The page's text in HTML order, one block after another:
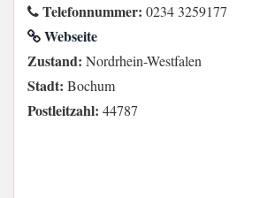
Telefonnummer: 0234 3259177
Webseite
Zustand: Nordrhein-Westfalen
Stadt: Bochum
Postleitzahl: 44787